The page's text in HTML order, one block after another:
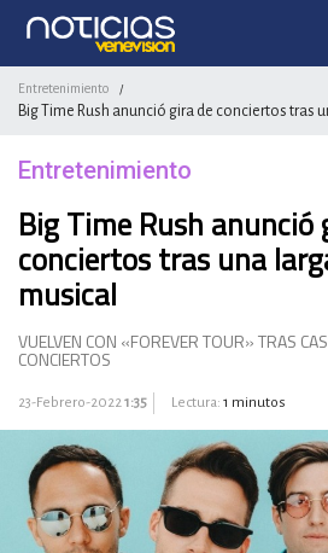
Entretenimiento /
Big Time Rush anunció gira de conciertos tras
Entretenimiento
Big Time Rush anunció
conciertos tras una
musical
VUELVEN CON «FOREVER TOUR» TRAS
CONCIERTOS
23-Febrero-20221:35 Lectura: 1 minutos